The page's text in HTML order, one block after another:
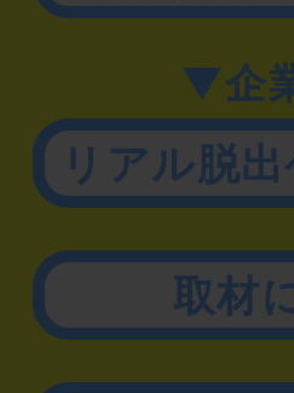
▼企
リアル脱
取材